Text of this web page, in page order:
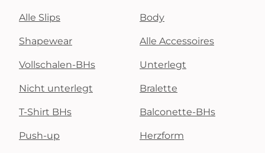
Alle Slips Body
Shapewear Alle Accessoires
Vollschalen-BHs Unterlegt
Nicht unterlegt Bralette
T-Shirt BHs Balconette-BHs
Push-up Herzform